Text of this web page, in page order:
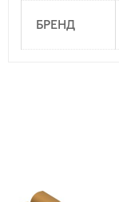
БРЕНД